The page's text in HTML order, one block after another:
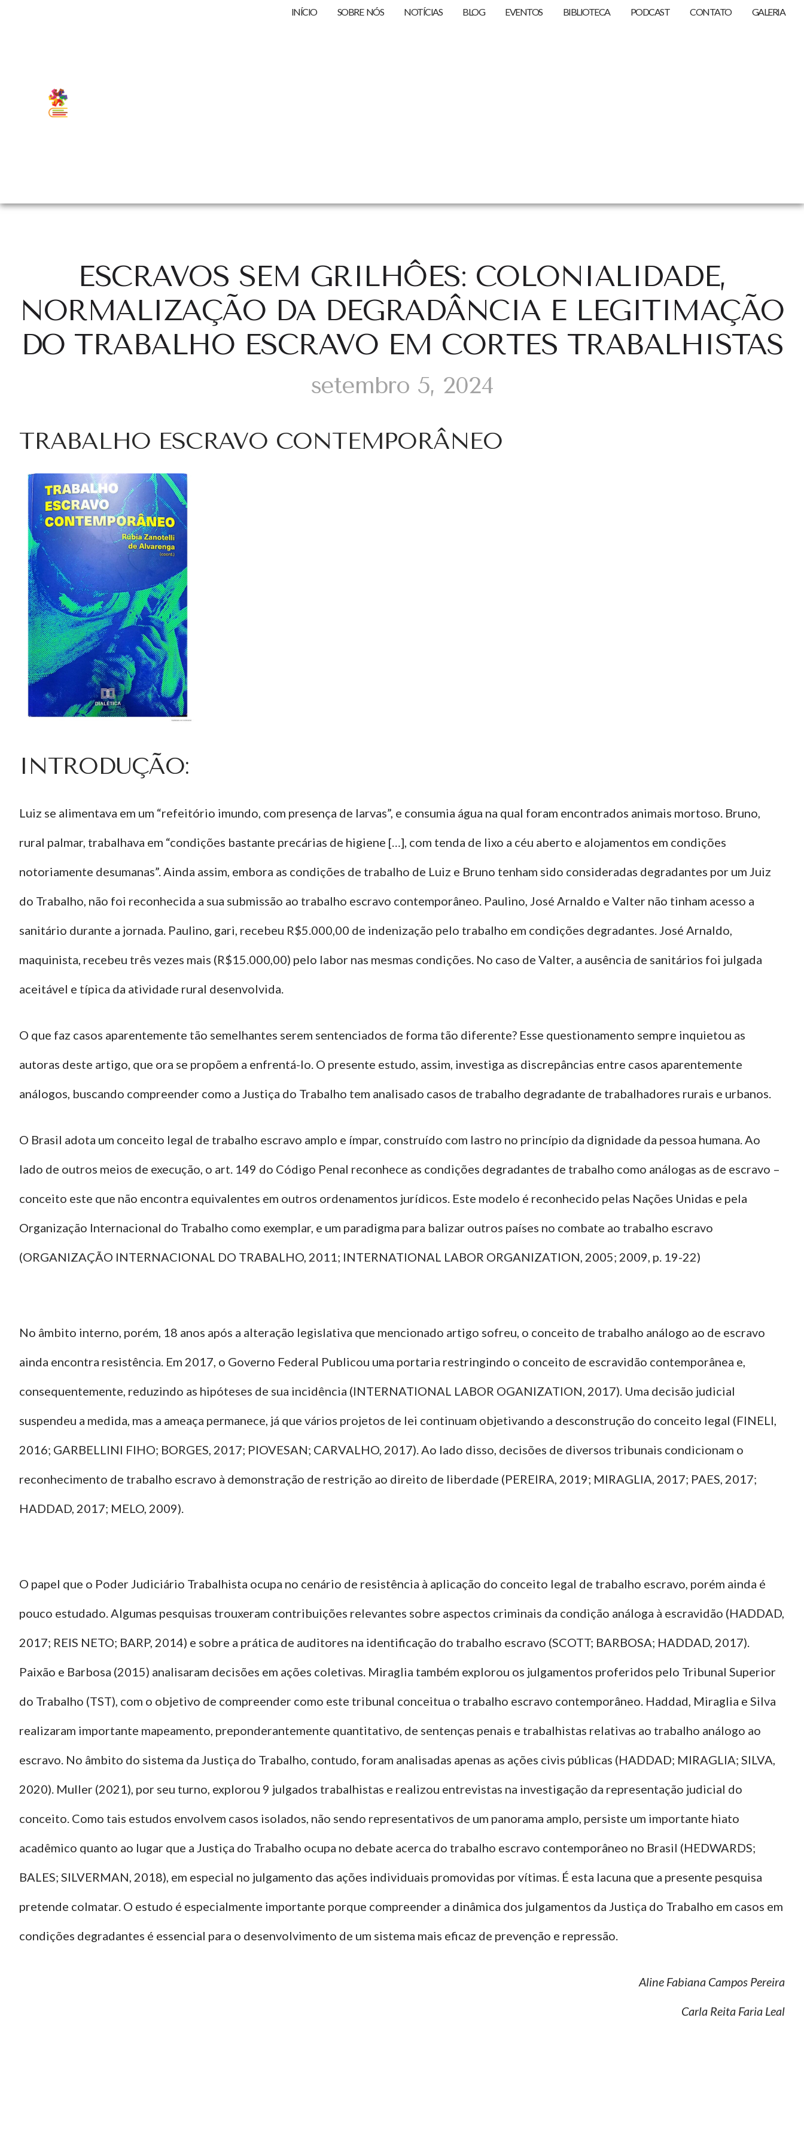
INÍCIO SOBRE NÓS NOTÍCIAS BLOG EVENTOS BIBLIOTECA PODCAST CONTATO GALERIA
ESCRAVOS SEM GRILHÔES: COLONIALIDADE,
NORMALIZAÇÃO DA DEGRADÂNCIA E LEGITIMAÇÃO
DO TRABALHO ESCRAVO EM CORTES TRABALHISTAS
setembro 5, 2024
TRABALHO ESCRAVO CONTEMPORÂNEO
INTRODUÇÃO:
Luiz se alimentava em um “refeitório imundo, com presença de larvas”, e consumia água na qual foram encontrados animais mortoso. Bruno,
rural palmar, trabalhava em “condições bastante precárias de higiene […], com tenda de lixo a céu aberto e alojamentos em condições
notoriamente desumanas”. Ainda assim, embora as condições de trabalho de Luiz e Bruno tenham sido consideradas degradantes por um Juiz
do Trabalho, não foi reconhecida a sua submissão ao trabalho escravo contemporâneo. Paulino, José Arnaldo e Valter não tinham acesso a
sanitário durante a jornada. Paulino, gari, recebeu R$5.000,00 de indenização pelo trabalho em condições degradantes. José Arnaldo,
maquinista, recebeu três vezes mais (R$15.000,00) pelo labor nas mesmas condições. No caso de Valter, a ausência de sanitários foi julgada
aceitável e típica da atividade rural desenvolvida.
O que faz casos aparentemente tão semelhantes serem sentenciados de forma tão diferente? Esse questionamento sempre inquietou as
autoras deste artigo, que ora se propõem a enfrentá-lo. O presente estudo, assim, investiga as discrepâncias entre casos aparentemente
análogos, buscando compreender como a Justiça do Trabalho tem analisado casos de trabalho degradante de trabalhadores rurais e urbanos.
O Brasil adota um conceito legal de trabalho escravo amplo e ímpar, construído com lastro no princípio da dignidade da pessoa humana. Ao
lado de outros meios de execução, o art. 149 do Código Penal reconhece as condições degradantes de trabalho como análogas as de escravo –
conceito este que não encontra equivalentes em outros ordenamentos jurídicos. Este modelo é reconhecido pelas Nações Unidas e pela
Organização Internacional do Trabalho como exemplar, e um paradigma para balizar outros países no combate ao trabalho escravo
(ORGANIZAÇÃO INTERNACIONAL DO TRABALHO, 2011; INTERNATIONAL LABOR ORGANIZATION, 2005; 2009, p. 19-22)
No âmbito interno, porém, 18 anos após a alteração legislativa que mencionado artigo sofreu, o conceito de trabalho análogo ao de escravo
ainda encontra resistência. Em 2017, o Governo Federal Publicou uma portaria restringindo o conceito de escravidão contemporânea e,
consequentemente, reduzindo as hipóteses de sua incidência (INTERNATIONAL LABOR OGANIZATION, 2017). Uma decisão judicial
suspendeu a medida, mas a ameaça permanece, já que vários projetos de lei continuam objetivando a desconstrução do conceito legal (FINELI,
2016; GARBELLINI FIHO; BORGES, 2017; PIOVESAN; CARVALHO, 2017). Ao lado disso, decisões de diversos tribunais condicionam o
reconhecimento de trabalho escravo à demonstração de restrição ao direito de liberdade (PEREIRA, 2019; MIRAGLIA, 2017; PAES, 2017;
HADDAD, 2017; MELO, 2009).
O papel que o Poder Judiciário Trabalhista ocupa no cenário de resistência à aplicação do conceito legal de trabalho escravo, porém ainda é
pouco estudado. Algumas pesquisas trouxeram contribuições relevantes sobre aspectos criminais da condição análoga à escravidão (HADDAD,
2017; REIS NETO; BARP, 2014) e sobre a prática de auditores na identificação do trabalho escravo (SCOTT; BARBOSA; HADDAD, 2017).
Paixão e Barbosa (2015) analisaram decisões em ações coletivas. Miraglia também explorou os julgamentos proferidos pelo Tribunal Superior
do Trabalho (TST), com o objetivo de compreender como este tribunal conceitua o trabalho escravo contemporâneo. Haddad, Miraglia e Silva
realizaram importante mapeamento, preponderantemente quantitativo, de sentenças penais e trabalhistas relativas ao trabalho análogo ao
escravo. No âmbito do sistema da Justiça do Trabalho, contudo, foram analisadas apenas as ações civis públicas (HADDAD; MIRAGLIA; SILVA,
2020). Muller (2021), por seu turno, explorou 9 julgados trabalhistas e realizou entrevistas na investigação da representação judicial do
conceito. Como tais estudos envolvem casos isolados, não sendo representativos de um panorama amplo, persiste um importante hiato
acadêmico quanto ao lugar que a Justiça do Trabalho ocupa no debate acerca do trabalho escravo contemporâneo no Brasil (HEDWARDS;
BALES; SILVERMAN, 2018), em especial no julgamento das ações individuais promovidas por vítimas. É esta lacuna que a presente pesquisa
pretende colmatar. O estudo é especialmente importante porque compreender a dinâmica dos julgamentos da Justiça do Trabalho em casos em
condições degradantes é essencial para o desenvolvimento de um sistema mais eficaz de prevenção e repressão.
Aline Fabiana Campos Pereira
Carla Reita Faria Leal